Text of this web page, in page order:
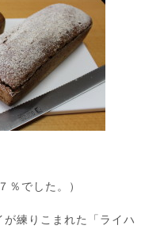
でした。）
練りこまれた「ライハ